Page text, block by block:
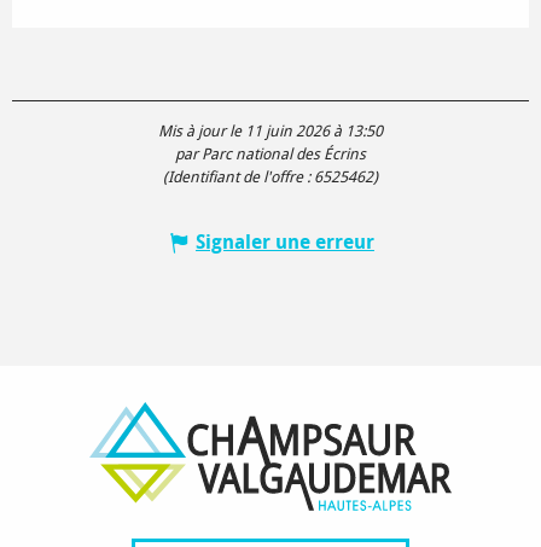
Mis à jour le 11 juin 2026 à 13:50
par Parc national des Écrins
(Identifiant de l'offre : 6525462)
Signaler une erreur